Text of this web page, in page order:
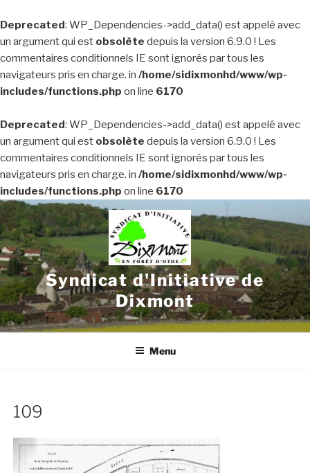
Deprecated: WP_Dependencies->add_data() est appelé avec
un argument qui est obsolète depuis la version 6.9.0 ! Les
commentaires conditionnels IE sont ignorés par tous les
navigateurs pris en charge. in /home/sidixmonhd/www/wp-
includes/functions.php on line 6170
Deprecated: WP_Dependencies->add_data() est appelé avec
un argument qui est obsolète depuis la version 6.9.0 ! Les
commentaires conditionnels IE sont ignorés par tous les
navigateurs pris en charge. in /home/sidixmonhd/www/wp-
includes/functions.php on line 6170
Aller
au
contenu
principal
Syndicat d'Initiative de
Dixmont
Menu
109